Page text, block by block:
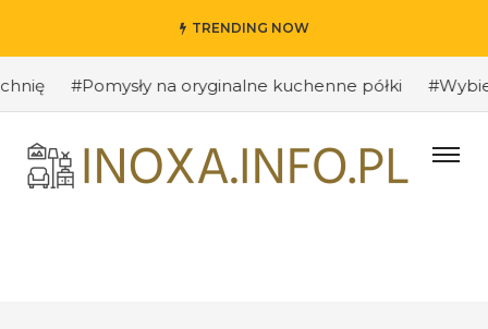
TRENDING NOW
#Pomysły na oryginalne kuchenne półki